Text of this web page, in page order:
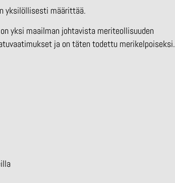
yksilöllisesti määrittää.
yksi maailman johtavista meriteollisuuden
ja on täten todettu merikelpoiseksi.